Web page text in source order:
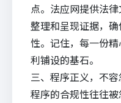
点。法应网提供法
整理和呈现证据，
性。记住，每一份
利铺设的基石。
三、程序正义，不容
程序的合规性往往